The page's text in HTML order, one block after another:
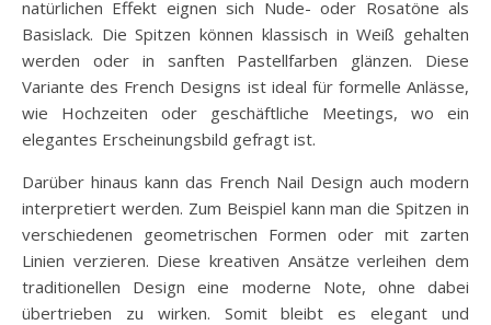
natürlichen Effekt eignen sich Nude- oder Rosatöne als
Basislack. Die Spitzen können klassisch in Weiß gehalten
werden oder in sanften Pastellfarben glänzen. Diese
Variante des French Designs ist ideal für formelle Anlässe,
wie Hochzeiten oder geschäftliche Meetings, wo ein
elegantes Erscheinungsbild gefragt ist.
Darüber hinaus kann das French Nail Design auch modern
interpretiert werden. Zum Beispiel kann man die Spitzen in
verschiedenen geometrischen Formen oder mit zarten
Linien verzieren. Diese kreativen Ansätze verleihen dem
traditionellen Design eine moderne Note, ohne dabei
übertrieben zu wirken. Somit bleibt es elegant und